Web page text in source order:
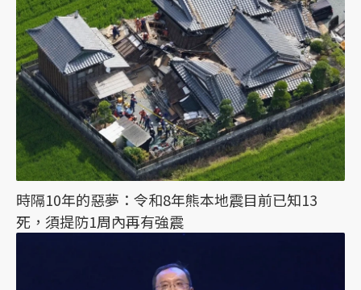
時隔10年的惡夢：令和8年熊本地震目前已知13
死，須提防1周內再有強震